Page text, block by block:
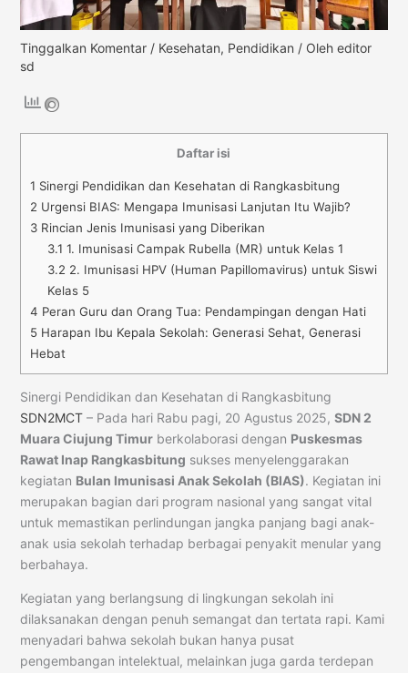
Tinggalkan Komentar / Kesehatan, Pendidikan / Oleh editor
sd
Daftar isi
1 Sinergi Pendidikan dan Kesehatan di Rangkasbitung
2 Urgensi BIAS: Mengapa Imunisasi Lanjutan Itu Wajib?
3Rincian Jenis Imunisasi yang Diberikan
3.1 1. Imunisasi Campak Rubella (MR) untuk Kelas 1
3.2 2. Imunisasi HPV (Human Papillomavirus) untuk Siswi
Kelas 5
4 Peran Guru dan Orang Tua: Pendampingan dengan Hati
5Harapan Ibu Kepala Sekolah: Generasi Sehat, Generasi
Hebat
Sinergi Pendidikan dan Kesehatan di Rangkasbitung
SDN2MCT– Pada hari Rabu pagi, 20 Agustus 2025, SDN 2
Muara Ciujung Timurberkolaborasi dengan Puskesmas
Rawat Inap Rangkasbitung sukses menyelenggarakan
kegiatan Bulan Imunisasi Anak Sekolah (BIAS). Kegiatan ini
merupakan bagian dari program nasional yang sangat vital
untuk memastikan perlindungan jangka panjang bagi anak-
anak usia sekolah terhadap berbagai penyakit menular yang
berbahaya.
Kegiatan yang berlangsung di lingkungan sekolah ini
dilaksanakan dengan penuh semangat dan tertata rapi. Kami
menyadari bahwa sekolah bukan hanya pusat
pengembangan intelektual, melainkan juga garda terdepan